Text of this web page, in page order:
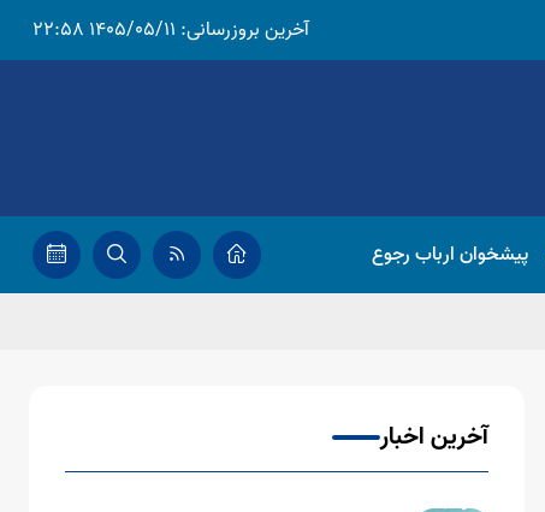
آخرین بروزرسانی: 1405/05/11 22:58
پیشخوان ارباب رجوع
آخرین اخبار